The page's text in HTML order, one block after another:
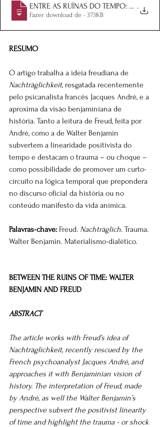
ENTRE AS RUÍNAS DO TEMPO: WALTER
.
Fazer download de • 373KB
RESUMO
O artigo trabalha a ideia freudiana de
Nachträglichkeit, resgatada recentemente
pelo psicanalista francês Jacques André, e a
aproxima da visão benjaminiana de
história. Tanto a leitura de Freud, feita por
André, como a de Walter Benjamin
subvertem a linearidade positivista do
tempo e destacam o trauma – ou choque –
como possibilidade de promover um curto-
circuito na lógica temporal que prepondera
no discurso oficial da história ou no
conteúdo manifesto da vida anímica.
Palavras-chave: Freud. Nachträglich. Trauma.
Walter Benjamin. Materialismo-dialético.
BETWEEN THE RUINS OF TIME: WALTER
BENJAMIN AND FREUD
ABSTRACT
The article works with Freud’s idea of
Nachträglichkeit, recently rescued by the
French psychoanalyst Jacques André, and
approaches it with Benjaminian vision of
history. The interpretation of Freud, made
by André, as well the Walter Benjamin’s
perspective subvert the positivist linearity
of time and highlight the trauma - or shock